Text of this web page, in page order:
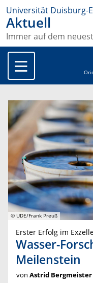
Universität Duisburg-
Aktuell
Immer auf dem
© UDE/Frank Preuß
Erster Erfolg im
Wasser-
Meilenstein
von Astrid Bergmeister